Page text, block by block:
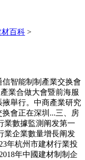
百科 >
智能制制產業交换會
業合做大會暨前海服
舉行。中商產業研究
會正在深圳...三、房
業數據監測阐发第一
業企業數量增長阐发
年杭州市建材行業投
年中國建材制制企